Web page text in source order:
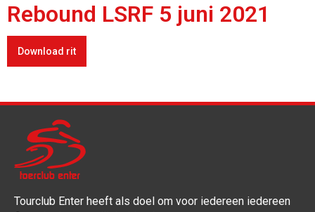
Rebound LSRF 5 juni 2021
Download rit
Tourclub Enter heeft als doel om voor iedereen iedereen